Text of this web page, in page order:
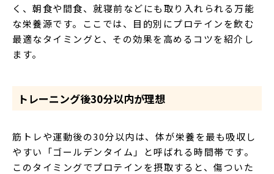
く、朝食や間食、就寝前などにも取り入れられる万能
な栄養源です。ここでは、目的別にプロテインを飲む
最適なタイミングと、その効果を高めるコツを紹介し
ます。
トレーニング後30分以内が理想
筋トレや運動後の30分以内は、体が栄養を最も吸収し
やすい「ゴールデンタイム」と呼ばれる時間帯です。
このタイミングでプロテインを摂取すると、傷ついた